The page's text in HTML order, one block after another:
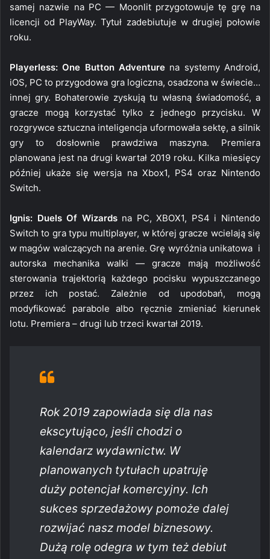
samej nazwie na PC — Moonlit przygotowuje tę grę na
licencji od PlayWay. Tytuł zadebiutuje w drugiej połowie
roku.
Playerless: One Button Adventure na systemy Android,
iOS, PC to przygodowa gra logiczna, osadzona w świecie…
innej gry. Bohaterowie zyskują tu własną świadomość, a
gracze mogą korzystać tylko z jednego przycisku. W
rozgrywce sztuczna inteligencja uformowała sektę, a silnik
gry to dosłownie prawdziwa maszyna. Premiera
planowana jest na drugi kwartał 2019 roku. Kilka miesięcy
później ukaże się wersja na Xbox1, PS4 oraz Nintendo
Switch.
Ignis: Duels Of Wizards na PC, XBOX1, PS4 i Nintendo
Switch to gra typu multiplayer, w której gracze wcielają się
w magów walczących na arenie. Grę wyróżnia unikatowa i
autorska mechanika walki — gracze mają możliwość
sterowania trajektorią każdego pocisku wypuszczanego
przez ich postać. Zależnie od upodobań, mogą
modyfikować parabole albo ręcznie zmieniać kierunek
lotu. Premiera – drugi lub trzeci kwartał 2019.
Rok 2019 zapowiada się dla nas
ekscytująco, jeśli chodzi o
kalendarz wydawnictw. W
planowanych tytułach upatruję
duży potencjał komercyjny. Ich
sukces sprzedażowy pomoże dalej
rozwijać nasz model biznesowy.
Dużą rolę odegra w tym też debiut